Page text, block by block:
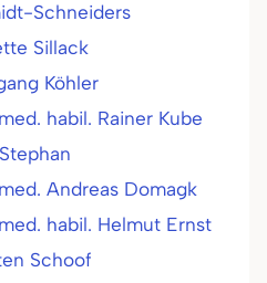
Schneiders
Sillack
Köhler
habil. Rainer Kube
Andreas Domagk
habil. Helmut Ernst
Schoof